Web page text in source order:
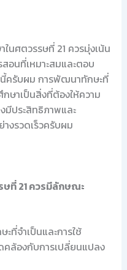
นศตวรรษที่ 21 ควรมุ่งเน้น
อนที่เหมาะสมและตอบ
นี้ครับผม การพัฒนาทักษะที่
กษาเป็นสิ่งที่ต้องให้ความ
มีประสิทธิภาพและ
งรวดเร็วครับผม
ษที่ 21 ควรมีลักษณะ
ที่จำเป็นและการใช้
คล้องกับการเปลี่ยนแปลง